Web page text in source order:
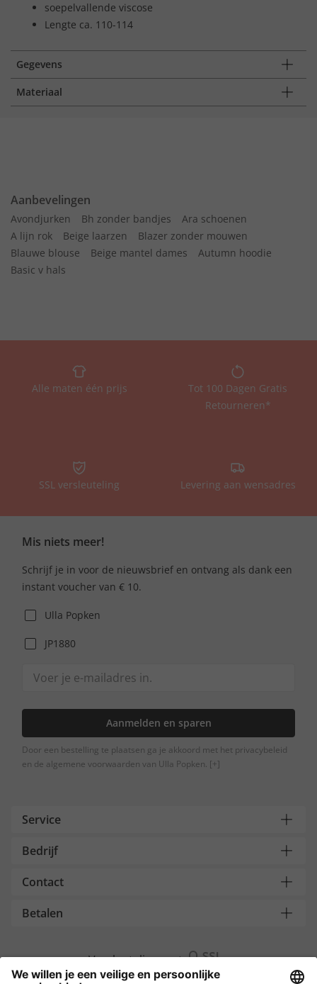
soepelvallende viscose
Lengte ca. 110-114
Gegevens
Materiaal
Aanbevelingen
Avondjurken Bh zonder bandjes
Ara schoenen
A lijn rok
Beige laarzen
Blazer zonder mouwen
Blauwe blouse
Beige mantel dames
Autumn hoodie
Basic v hals
Alle maten één prijs
Tot 100 Dagen Gratis
Retourneren*
SSL versleuteling Levering aan wensadres
Mis niets meer!
Schrijf je in voor de nieuwsbrief en ontvang als dank een
instant voucher van € 10.
Ulla Popken
JP1880
Aanmelden en sparen
Door een bestelling te plaatsen ga je akkoord met het privacybeleid
en de algemene voorwaarden van Ulla Popken. [+]
Service
Bedrijf
Contact
Betalen
Versleuteling met